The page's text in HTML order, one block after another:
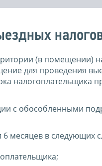
(в помещении)
для проведения
налогоплательщика
с обособленными
месяцев в следующих